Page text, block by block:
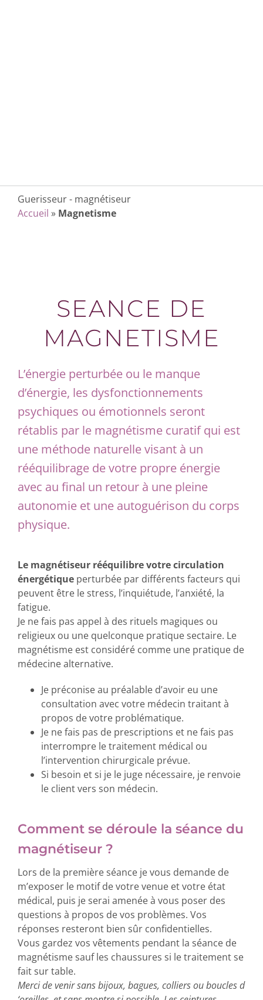
Guerisseur - magnétiseur
Accueil » Magnetisme
SEANCE DE
MAGNETISME
L’énergie perturbée ou le manque
d’énergie, les dysfonctionnements
psychiques ou émotionnels seront
rétablis par le magnétisme curatif qui est
une méthode naturelle visant à un
rééquilibrage de votre propre énergie
avec au final un retour à une pleine
autonomie et une autoguérison du corps
physique.
Le magnétiseur rééquilibre votre circulation
énergétique perturbée par différents facteurs qui
peuvent être le stress, l’inquiétude, l’anxiété, la
fatigue.
Je ne fais pas appel à des rituels magiques ou
religieux ou une quelconque pratique sectaire. Le
magnétisme est considéré comme une pratique de
médecine alternative.
Je préconise au préalable d’avoir eu une
consultation avec votre médecin traitant à
propos de votre problématique.
Je ne fais pas de prescriptions et ne fais pas
interrompre le traitement médical ou
l’intervention chirurgicale prévue.
Si besoin et si je le juge nécessaire, je renvoie
le client vers son médecin.
Comment se déroule la séance du
magnétiseur ?
Lors de la première séance je vous demande de
m’exposer le motif de votre venue et votre état
médical, puis je serai amenée à vous poser des
questions à propos de vos problèmes. Vos
réponses resteront bien sûr confidentielles.
Vous gardez vos vêtements pendant la séance de
magnétisme sauf les chaussures si le traitement se
fait sur table.
Merci de venir sans bijoux, bagues, colliers ou boucles d